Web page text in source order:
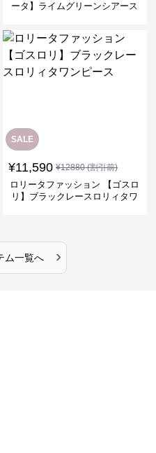
ータ】ライムグリーンシアース
SALE
¥11,590 ¥12880(割引前)
ロリータファッション 【ゴスロ
リ】ブラックレースロリィタワ
ム一覧へ ›